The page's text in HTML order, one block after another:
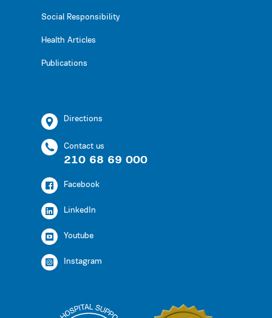
Social Responsibility
Health Articles
Publications
Directions
Contact us
210 68 69 000
Facebook
LinkedIn
Youtube
Instagram